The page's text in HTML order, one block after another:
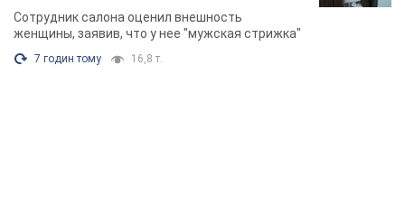
химиотерапии, разгорелся скандал.
Фото
Сотрудник салона оценил внешность
женщины, заявив, что у нее "мужская стрижка"
7 годин тому 16,8 т.